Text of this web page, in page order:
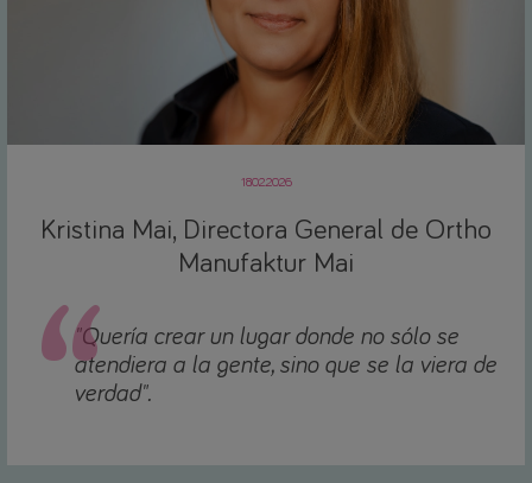
18.02.2026
Kristina Mai, Directora General de Ortho
Manufaktur Mai
"Quería crear un lugar donde no sólo se
atendiera a la gente, sino que se la viera de
verdad".